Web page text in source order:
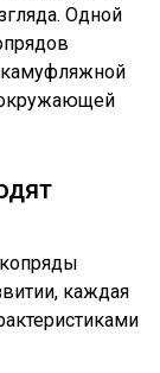
Одной
камуфляжной
каждая